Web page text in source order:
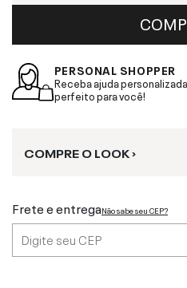
PERSONAL SHOPPER
Receba ajuda
perfeito para você!
COMPRE O LOOK ›
Frete e entregaNão sabe seu CEP?